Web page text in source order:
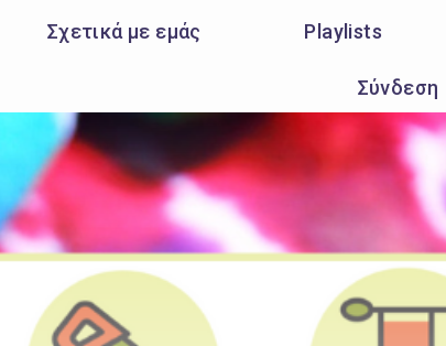
Σχετικά με εμάς Playlists
Σύνδεση